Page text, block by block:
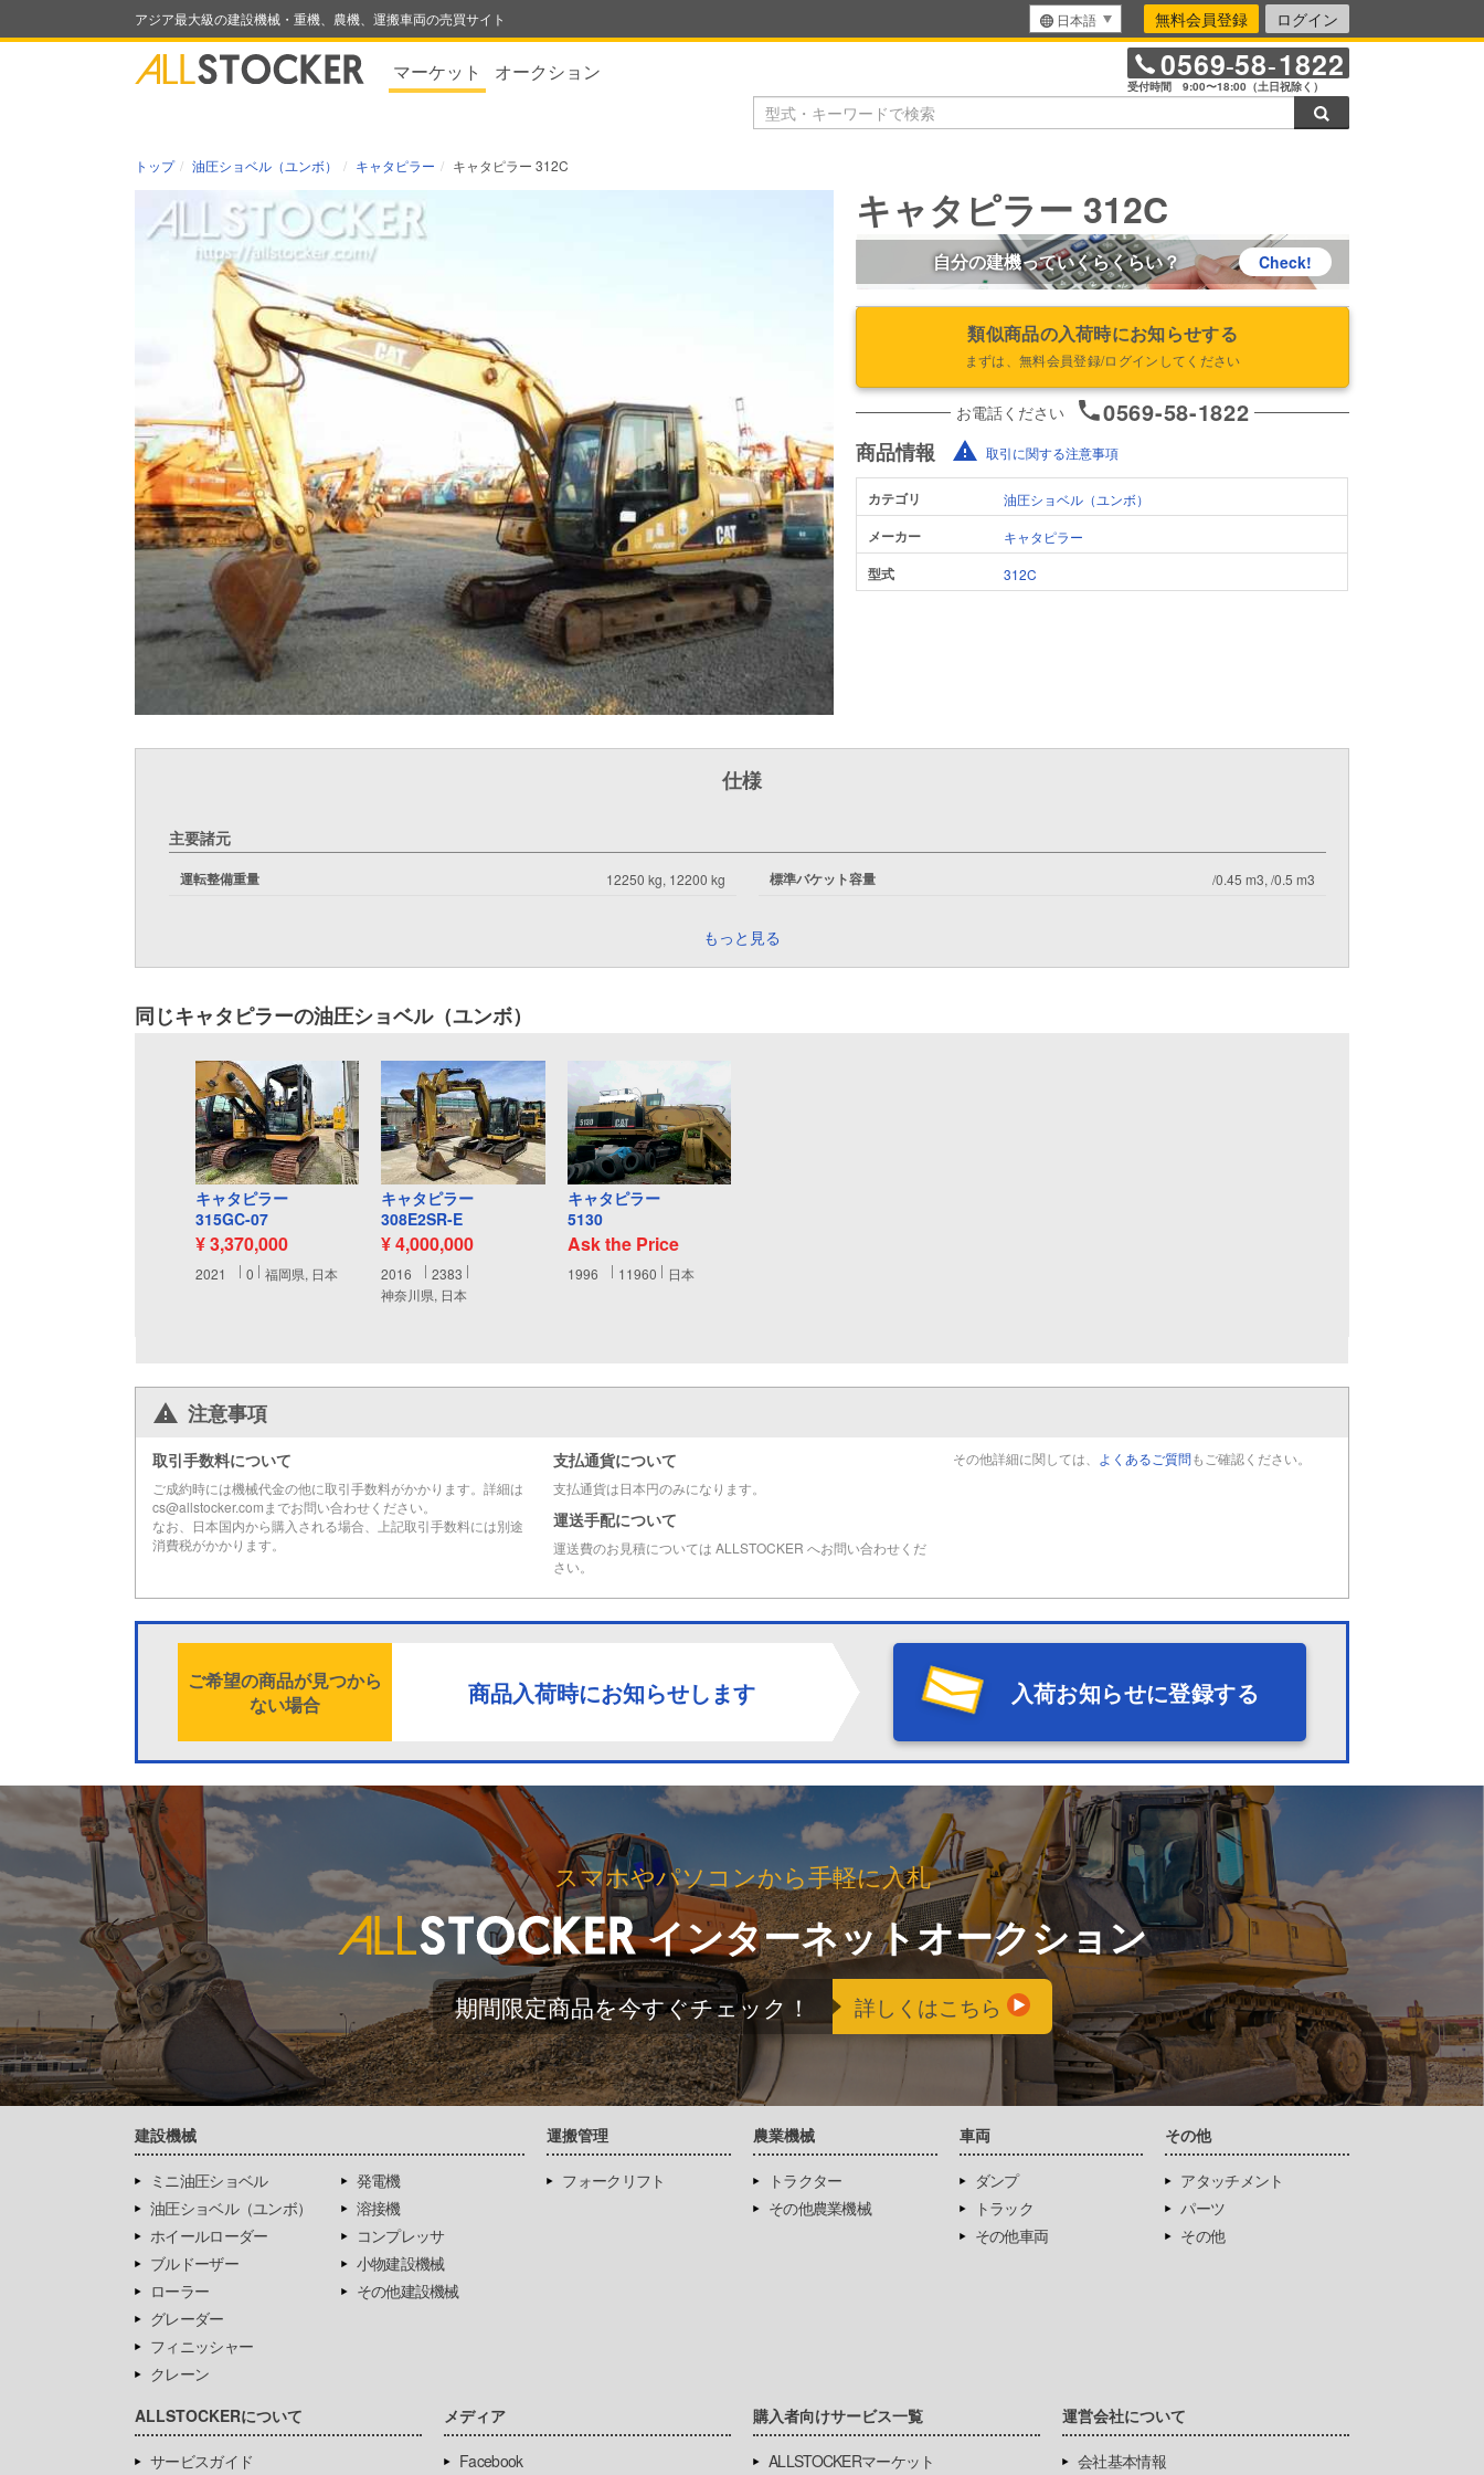
アジア最大級の建設機械・重機、農機、運搬車両の売買サイト 日本語 無料会員登録 ログイン
マーケット オークション 0569-58-1822
受付時間 9:00〜18:00（土日祝除く）
トップ 油圧ショベル（ユンボ） キャタピラー キャタピラー 312C
キャタピラー 312C
自分の建機っていくらくらい？ Check!
類似商品の入荷時にお知らせする
まずは、無料会員登録/ログインしてください
お電話ください 0569-58-1822
商品情報 取引に関する注意事項
カテゴリ 油圧ショベル（ユンボ）
メーカー キャタピラー
型式 312C
仕様
主要諸元
運転整備重量 12250 kg, 12200 kg 標準バケット容量 /0.45 m3, /0.5 m3
もっと見る
同じキャタピラーの油圧ショベル（ユンボ）
キャタピラー
315GC-07
¥ 3,370,000
2021 0 福岡県, 日本
キャタピラー
308E2SR-E
¥ 4,000,000
2016
2383
神奈川県, 日本
キャタピラー
5130
Ask the Price
1996 11960 日本
注意事項
取引手数料について
ご成約時には機械代金の他に取引手数料がかかります。詳細は
cs@allstocker.comまでお問い合わせください。
なお、日本国内から購入される場合、上記取引手数料には別途
消費税がかかります。
支払通貨について
支払通貨は日本円のみになります。
運送手配について
運送費のお見積については ALLSTOCKER へお問い合わせくだ
さい。
その他詳細に関しては、 よくあるご質問もご確認ください。
ご希望の商品が見つから
ない場合
商品入荷時にお知らせします 入荷お知らせに登録する
スマホやパソコンから手軽に入札
インターネットオークション
期間限定商品を今すぐチェック！ 詳しくはこちら
建設機械
ミニ油圧ショベル
油圧ショベル（ユンボ）
ホイールローダー
ブルドーザー
ローラー
グレーダー
フィニッシャー
クレーン
発電機
溶接機
コンプレッサ
小物建設機械
その他建設機械
運搬管理
フォークリフト
農業機械
トラクター
その他農業機械
車両
ダンプ
トラック
その他車両
その他
アタッチメント
パーツ
その他
ALLSTOCKERについて
サービスガイド
メディア
Facebook
購入者向けサービス一覧
ALLSTOCKERマーケット
運営会社について
会社基本情報